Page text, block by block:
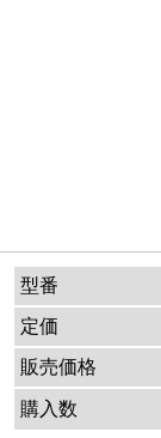
型番
定価
販売価格
購入数